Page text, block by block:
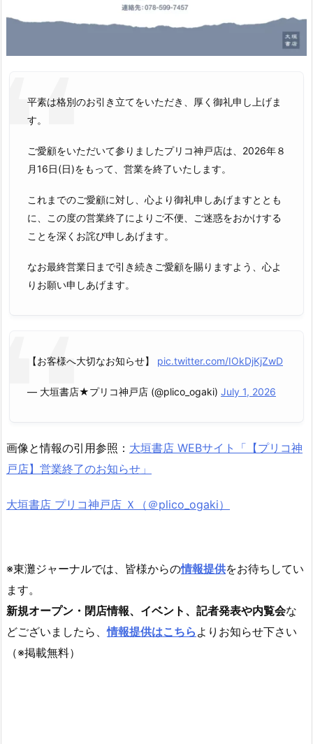
平素は格別のお引き立てをいただき、厚く御礼申し上げま
す。
ご愛顧をいただいて参りましたプリコ神戸店は、2026年８
月16日(日)をもって、営業を終了いたします。
これまでのご愛顧に対し、心より御礼申しあげますととも
に、この度の営業終了によりご不便、ご迷惑をおかけする
ことを深くお詫び申しあげます。
なお最終営業日まで引き続きご愛顧を賜りますよう、心よ
りお願い申しあげます。
【お客様へ大切なお知らせ】 pic.twitter.com/IOkDjKjZwD
— 大垣書店★プリコ神戸店 (@plico_ogaki) July 1, 2026
画像と情報の引用参照： 大垣書店 WEBサイト「【プリコ神
戸店】営業終了のお知らせ」
大垣書店 プリコ神戸店 Ｘ（＠plico_ogaki）
※東灘ジャーナルでは、皆様からの情報提供をお待ちしてい
ます。
新規オープン・閉店情報、イベント、記者発表や内覧会な
どございましたら、情報提供はこちら よりお知らせ下さい
（※掲載無料）